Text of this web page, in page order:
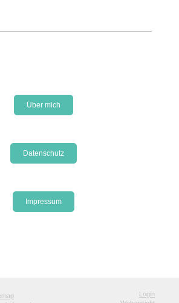
Über mich
Datenschutz
Impressum
Login